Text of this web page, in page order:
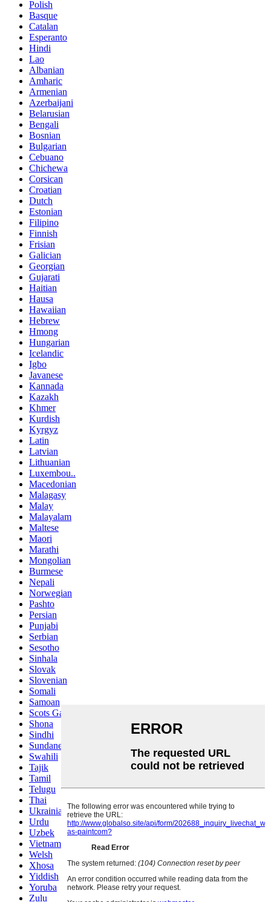
Polish
Basque
Catalan
Esperanto
Hindi
Lao
Albanian
Amharic
Armenian
Azerbaijani
Belarusian
Bengali
Bosnian
Bulgarian
Cebuano
Chichewa
Corsican
Croatian
Dutch
Estonian
Filipino
Finnish
Frisian
Galician
Georgian
Gujarati
Haitian
Hausa
Hawaiian
Hebrew
Hmong
Hungarian
Icelandic
Igbo
Javanese
Kannada
Kazakh
Khmer
Kurdish
Kyrgyz
Latin
Latvian
Lithuanian
Luxembou..
Macedonian
Malagasy
Malay
Malayalam
Maltese
Maori
Marathi
Mongolian
Burmese
Nepali
Norwegian
Pashto
Persian
Punjabi
Serbian
Sesotho
Sinhala
Slovak
Slovenian
Somali
Samoan
Scots Gaelic
Shona
Sindhi
Sundanese
Swahili
Tajik
Tamil
Telugu
Thai
Ukrainian
Urdu
Uzbek
Vietnamese
Welsh
Xhosa
Yiddish
Yoruba
Zulu